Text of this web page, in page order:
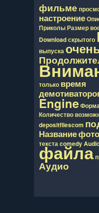
фильме
настроение
ПриколыРазмер
Downloadскрытого
выпуска
только время
Engine
Количество
depositfilescom
Название
текстаcomedy
файла
Аудио